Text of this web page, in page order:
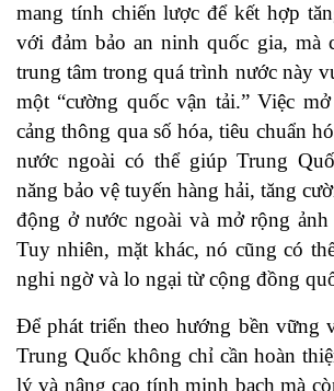
mang tính chiến lược để kết hợp
với đảm bảo an ninh quốc gia, mà
trung tâm trong quá trình nước này
một “cường quốc vận tải.” Việc
cảng thông qua số hóa, tiêu chuẩn
nước ngoài có thể giúp Trung
năng bảo vệ tuyến hàng hải, tăng
động ở nước ngoài và mở rộng
Tuy nhiên, mặt khác, nó cũng có
nghi ngờ và lo ngại từ cộng đồng
Để phát triển theo hướng bền vững
Trung Quốc không chỉ cần hoàn
lý và nâng cao tính minh bạch mà